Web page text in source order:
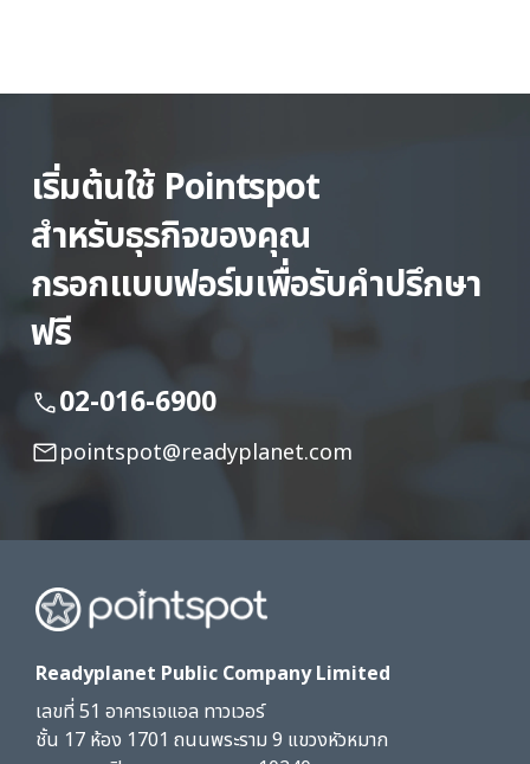
เริ่มต้นใช้ Pointspot
สำหรับธุรกิจของคุณ
กรอกแบบฟอร์มเพื่อรับคำปรึกษา
ฟรี
02-016-6900
pointspot@readyplanet.com
Readyplanet Public Company Limited
เลขที่ 51 อาคารเจแอล ทาวเวอร์
ชั้น 17 ห้อง 1701 ถนนพระราม 9 แขวงหัวหมาก